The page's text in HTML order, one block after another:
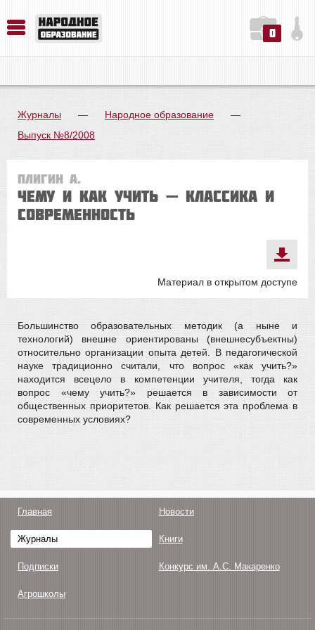
0
Журналы — Народное образование
—
Выпуск №8/2008
Плигин А.
Чему и как учить — классика и
современность
Материал в открытом доступе
Большинство образовательных методик (а ныне и
технологий) внешне ориентированы (внешнесубъектны)
относительно организации опыта детей. В педагогической
науке традиционно считали, что вопрос «как учить?»
находится всецело в компетенции учителя, тогда как
вопрос «чему учить?» решается в зависимости от
общественных приоритетов. Как решается эта проблема в
современных условиях?
Главная Новости
Журналы Книги
Подписки Конкурс им. А.С. Макаренко
Агрошколы